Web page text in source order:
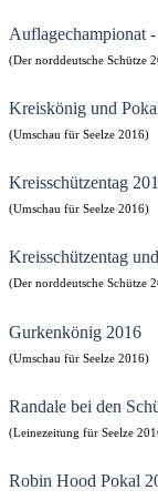
Auflagechampionat
(Der norddeutsche Schütze
Kreiskönig und
(Umschau für Seelze 2016)
Kreisschützentag
(Umschau für Seelze 2016)
Kreisschützentag
(Der norddeutsche Schütze
Gurkenkönig 2016
(Umschau für Seelze 2016)
Randale bei den
(Leinezeitung für Seelze
Robin Hood Pokal